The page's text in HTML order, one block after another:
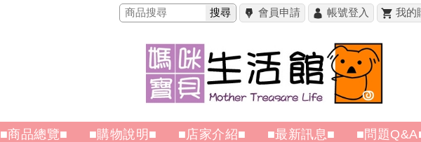
搜尋 會員申請 帳號登入 我的
■商品總覽■ ■購物說明■ ■店家介紹■ ■最新訊息■ ■問題